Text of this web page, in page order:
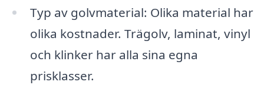
Typ av golvmaterial: Olika material har
olika kostnader. Trägolv, laminat, vinyl
och klinker har alla sina egna
prisklasser.